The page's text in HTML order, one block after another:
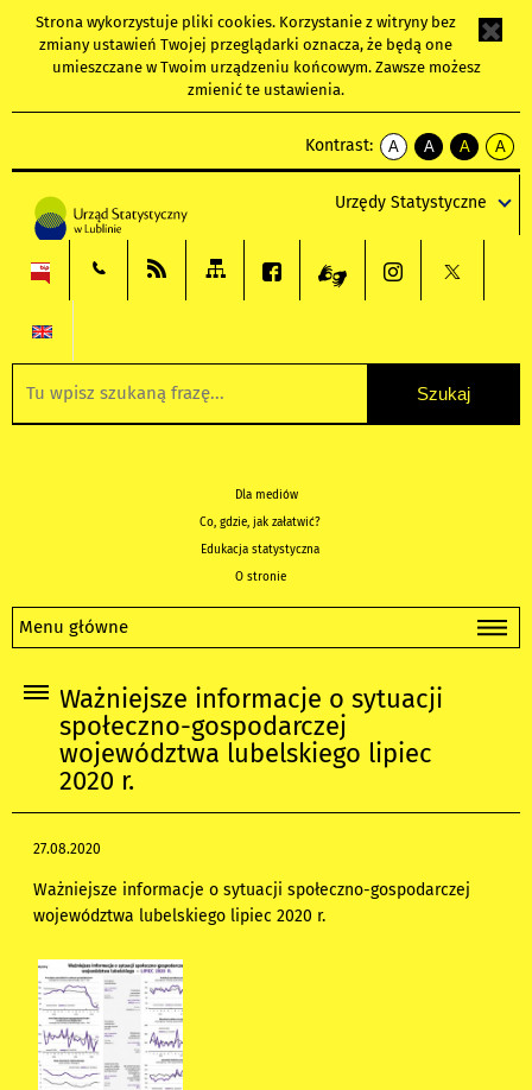
Strona wykorzystuje pliki cookies. Korzystanie z witryny bez
zmiany ustawień Twojej przeglądarki oznacza, że będą one
umieszczane w Twoim urządzeniu końcowym. Zawsze możesz
zmienić te ustawienia.
Kontrast:
A
kontrast
A
kontrast
tekst
czarnym
A
kontrast
tekst
czarnym
A
tekst
żółtym
Urzędy Statystyczne
Dla mediów
Co, gdzie, jak załatwić?
Edukacja statystyczna
O stronie
Menu główne
Ważniejsze informacje o sytuacji
społeczno-gospodarczej
województwa lubelskiego lipiec
2020 r.
27.08.2020
Ważniejsze informacje o sytuacji społeczno-gospodarczej
województwa lubelskiego lipiec 2020 r.